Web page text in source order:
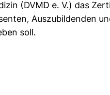
(DVMD e. V.) das
Auszubildenden
soll.